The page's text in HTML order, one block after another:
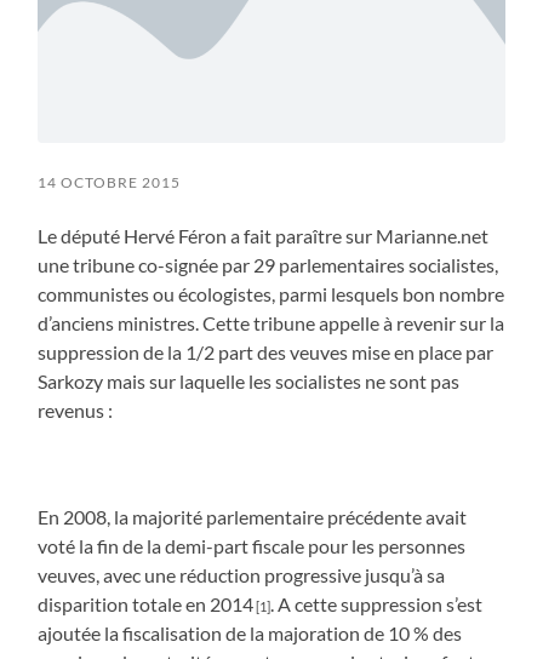
14 OCTOBRE 2015
Le député Hervé Féron a fait paraître sur Marianne.net
une tribune co-signée par 29 parlementaires socialistes,
communistes ou écologistes, parmi lesquels bon nombre
d’anciens ministres. Cette tribune appelle à revenir sur la
suppression de la 1/2 part des veuves mise en place par
Sarkozy mais sur laquelle les socialistes ne sont pas
revenus :
En 2008, la majorité parlementaire précédente avait
voté la fin de la demi-part fiscale pour les personnes
veuves, avec une réduction progressive jusqu’à sa
disparition totale en 2014[1] . A cette suppression s’est
ajoutée la fiscalisation de la majoration de 10 % des